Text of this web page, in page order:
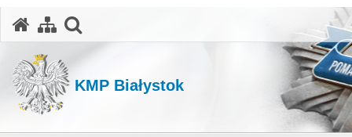
KMP Białystok